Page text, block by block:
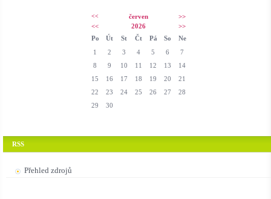
<< červen
>>
<<
2026
>>
Po
Út St Čt Pá So
Ne
1
2 3 4 5 6
7
8
9 10 11 12 13
14
15
16 17 18 19 20
21
22
23 24 25 26 27
28
29
30
RSS
Přehled zdrojů